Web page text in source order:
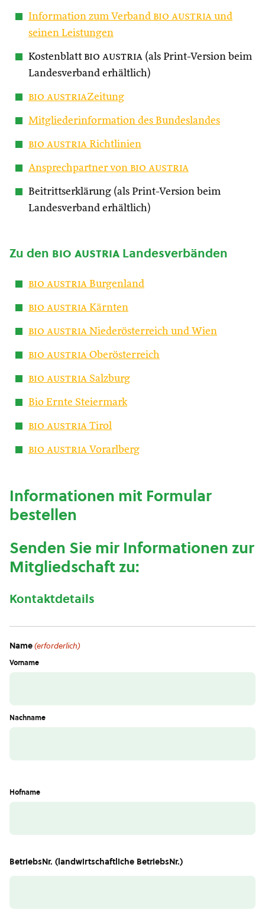
Information zum Verband bio austria und
seinen Leistungen
Kostenblatt bio austria (als Print-Version beim
Landesverband erhältlich)
bio austriaZeitung
Mitgliederinformation des Bundeslandes
bio austria Richtlinien
Ansprechpartner von bio austria
Beitrittserklärung (als Print-Version beim
Landesverband erhältlich)
Zu den bio austria Landesverbänden
bio austria Burgenland
bio austria Kärnten
bio austria Niederösterreich und Wien
bio austria Oberösterreich
bio austria Salzburg
Bio Ernte Steiermark
bio austria Tirol
bio austria Vorarlberg
Informationen mit Formular
bestellen
Senden Sie mir Informationen zur
Mitgliedschaft zu:
Kontaktdetails
Name(erforderlich)
Vorname
Nachname
Hofname
BetriebsNr. (landwirtschaftliche BetriebsNr.)